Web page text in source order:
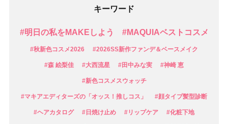
キーワード
#明日の私をMAKEしよう #MAQUIAベストコスメ
#秋新色コスメ2026 #2026SS新作ファンデ＆ベースメイク
#森 絵梨佳 #大西流星 #田中みな実 #神崎 恵
#新色コスメスウォッチ
#マキアエディターズの「オッス！推しコス」 #顔タイプ髪型診断
#ヘアカタログ #日焼け止め #リップケア #化粧下地